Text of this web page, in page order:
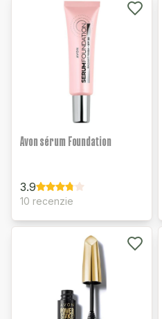
Avon sérum Foundation
3.9
10 recenzie